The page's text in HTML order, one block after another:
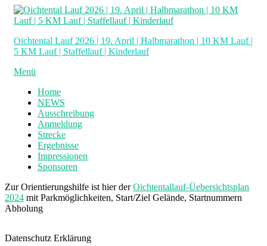
Zum
Inhalt
Oichtental Lauf 2026 | 19. April | Halbmarathon | 10 KM Lauf |
5 KM Lauf | Staffellauf | Kinderlauf
Menü
Home
NEWS
Ausschreibung
Anmeldung
Strecke
Ergebnisse
Impressionen
Sponsoren
Zur Orientierungshilfe ist hier derOichtentallauf-Üebersichtsplan
2024 mit Parkmöglichkeiten, Start/Ziel Gelände, Startnummern
Abholung
Datenschutz Erklärung